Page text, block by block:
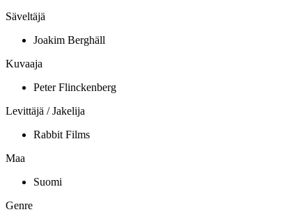
Säveltäjä
Joakim Berghäll
Kuvaaja
Peter Flinckenberg
Levittäjä / Jakelija
Rabbit Films
Maa
Suomi
Genre